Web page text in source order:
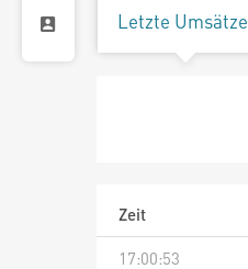
Letzte Umsätze
Zeit
17:00:53